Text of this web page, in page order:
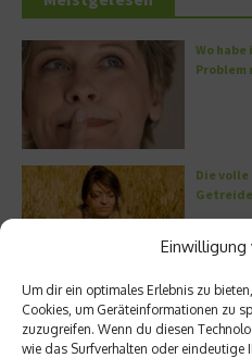
Um dir ein optimales Erlebnis zu
Cookies, um Geräteinformationen zu
zuzugreifen. Wenn du diesen
wie das Surfverhalten oder eindeutige
Wo habe
Problem
Die volle
Getreide
und